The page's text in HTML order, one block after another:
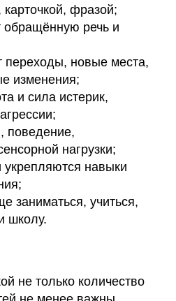
фразой;
обращённую речь и
переходы, новые места,
изменения;
и сила истерик,
поведение,
нагрузки;
навыки
заниматься, учиться,
школу.
не только количество